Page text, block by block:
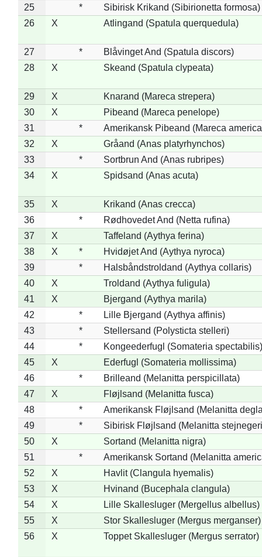
25
*
Sibirisk Krikand (Sibirionetta formosa)
26
X Atlingand (Spatula querquedula)
27 *
Blåvinget And (Spatula discors)
28
X Skeand (Spatula clypeata)
29 X
Knarand (Mareca strepera)
30
X
Pibeand (Mareca penelope)
31
*
Amerikansk Pibeand (Mareca
32
X
Gråand (Anas platyrhynchos)
33
*
Sortbrun And (Anas rubripes)
34
X Spidsand (Anas acuta)
35 X
Krikand (Anas crecca)
36
*
Rødhovedet And (Netta rufina)
37
X
Taffeland (Aythya ferina)
38
X *
Hvidøjet And (Aythya nyroca)
39
*
Halsbåndstroldand (Aythya collaris)
40
X
Troldand (Aythya fuligula)
41
X
Bjergand (Aythya marila)
42
*
Lille Bjergand (Aythya affinis)
43
*
Stellersand (Polysticta stelleri)
44
*
Kongeederfugl (Somateria spectabilis)
45
X
Ederfugl (Somateria mollissima)
46
*
Brilleand (Melanitta perspicillata)
47
X
Fløjlsand (Melanitta fusca)
48
*
Amerikansk Fløjlsand (Melanitta
49
*
Sibirisk Fløjlsand (Melanitta
50
X
Sortand (Melanitta nigra)
51
*
Amerikansk Sortand (Melanitta
52
X
Havlit (Clangula hyemalis)
53
X
Hvinand (Bucephala clangula)
54
X
Lille Skallesluger (Mergellus albellus)
55
X
Stor Skallesluger (Mergus merganser)
56
X Toppet Skallesluger (Mergus serrator)